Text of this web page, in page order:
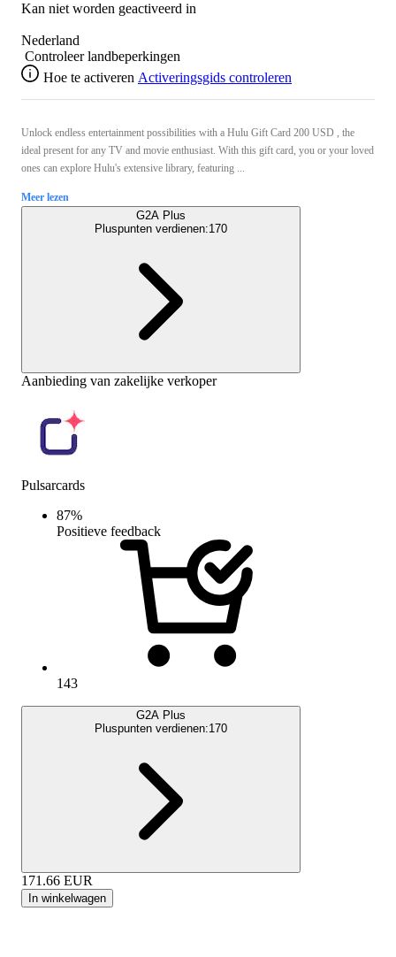
Kan niet worden geactiveerd in
Nederland
Controleer landbeperkingen
Hoe te activeren Activeringsgids controleren
Unlock endless entertainment possibilities with a Hulu Gift Card 200 USD , the
ideal present for any TV and movie enthusiast. With this gift card, you or your loved
ones can explore Hulu's extensive library, featuring ...
Meer lezen
G2A Plus
Pluspunten verdienen:170
Aanbieding van zakelijke verkoper
Pulsarcards
87%
Positieve feedback
143
G2A Plus
Pluspunten verdienen:170
171.66 EUR
In winkelwagen